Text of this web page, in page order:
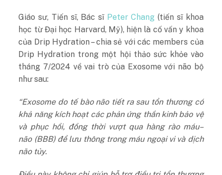
Giáo sư, Tiến sĩ, Bác sĩ Peter Chang (tiến sĩ khoa
học từ Đại học Harvard, Mỹ), hiện là cố vấn y khoa
của Drip Hydration – chia sẻ với các members của
Drip Hydration trong một hội thảo sức khỏe vào
tháng 7/2024 về vai trò của Exosome với não bộ
như sau:
“Exosome do tế bào não tiết ra sau tổn thương có
khả năng kích hoạt các phản ứng thần kinh bảo vệ
và phục hồi, đồng thời vượt qua hàng rào máu–
não (BBB) để lưu thông trong máu ngoại vi và dịch
não tủy.